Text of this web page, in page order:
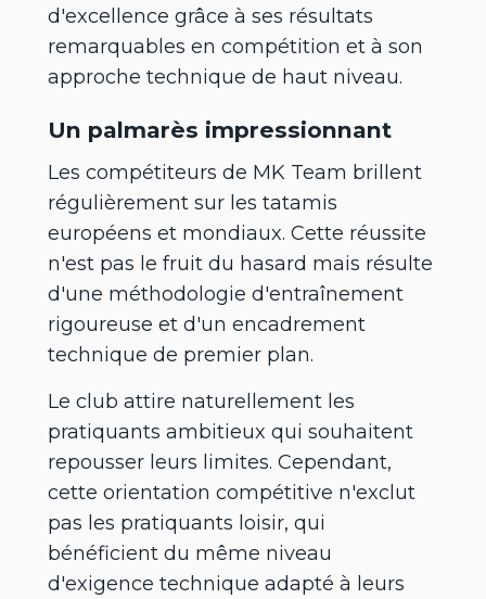
d'excellence grâce à ses résultats
remarquables en compétition et à son
approche technique de haut niveau.
Un palmarès impressionnant
Les compétiteurs de MK Team brillent
régulièrement sur les tatamis
européens et mondiaux. Cette réussite
n'est pas le fruit du hasard mais résulte
d'une méthodologie d'entraînement
rigoureuse et d'un encadrement
technique de premier plan.
Le club attire naturellement les
pratiquants ambitieux qui souhaitent
repousser leurs limites. Cependant,
cette orientation compétitive n'exclut
pas les pratiquants loisir, qui
bénéficient du même niveau
d'exigence technique adapté à leurs